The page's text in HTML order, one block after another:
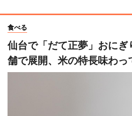
食べる
仙台で「だて正夢」おに
舗で展開、米の特長味わっ